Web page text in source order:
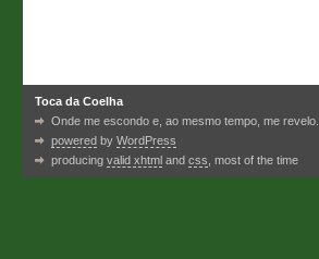
Toca da Coelha
Onde me escondo e, ao mesmo tempo, me revelo.
powered by WordPress
producing valid xhtml and css, most of the time